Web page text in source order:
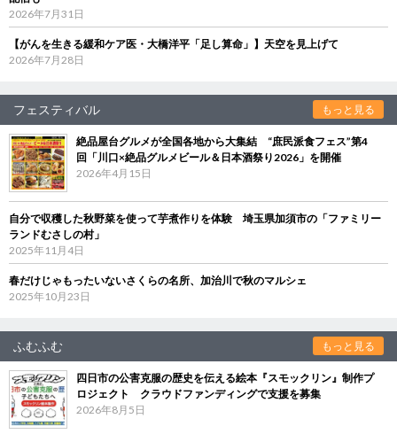
2026年7月31日
【がんを生きる緩和ケア医・大橋洋平「足し算命」】天空を見上げて
2026年7月28日
フェスティバル もっと見る
絶品屋台グルメが全国各地から大集結 “庶民派食フェス”第4
回「川口×絶品グルメビール＆日本酒祭り2026」を開催
2026年4月15日
自分で収穫した秋野菜を使って芋煮作りを体験 埼玉県加須市の「ファミリー
ランドむさしの村」
2025年11月4日
春だけじゃもったいないさくらの名所、加治川で秋のマルシェ
2025年10月23日
ふむふむ もっと見る
四日市の公害克服の歴史を伝える絵本『スモックリン』制作プ
ロジェクト クラウドファンディングで支援を募集
2026年8月5日